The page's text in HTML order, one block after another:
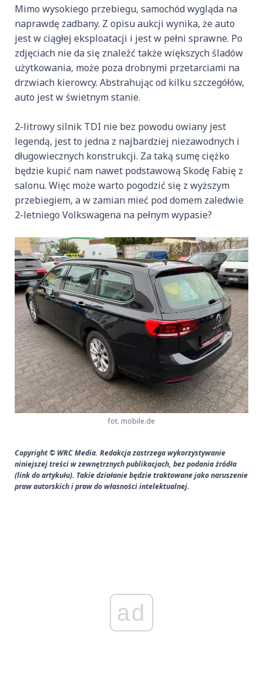
Mimo wysokiego przebiegu, samochód wygląda na
naprawdę zadbany. Z opisu aukcji wynika, że auto
jest w ciągłej eksploatacji i jest w pełni sprawne. Po
zdjęciach nie da się znaleźć także większych śladów
użytkowania, może poza drobnymi przetarciami na
drzwiach kierowcy. Abstrahując od kilku szczegółów,
auto jest w świetnym stanie.
2-litrowy silnik TDI nie bez powodu owiany jest
legendą, jest to jedna z najbardziej niezawodnych i
długowiecznych konstrukcji. Za taką sumę ciężko
będzie kupić nam nawet podstawową Skodę Fabię z
salonu. Więc może warto pogodzić się z wyższym
przebiegiem, a w zamian mieć pod domem zaledwie
2-letniego Volkswagena na pełnym wypasie?
fot. mobile.de
Copyright © WRC Media. Redakcja zastrzega wykorzystywanie
niniejszej treści w zewnętrznych publikacjach, bez podania źródła
(link do artykułu). Takie działanie będzie traktowane jako naruszenie
praw autorskich i praw do własności intelektualnej.
ad